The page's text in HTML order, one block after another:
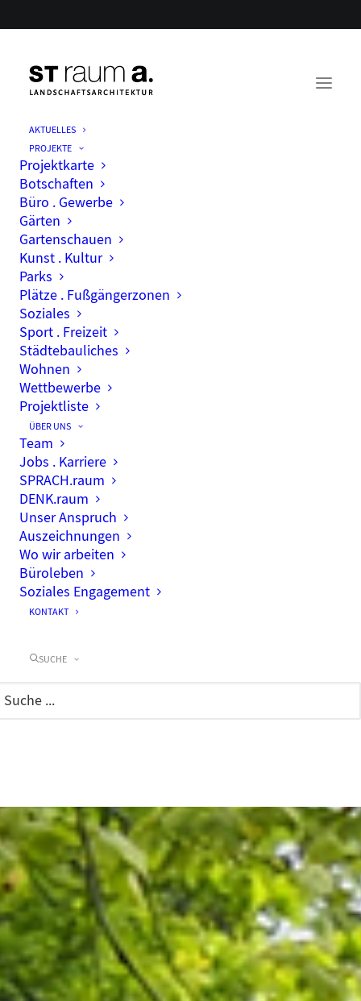
AKTUELLES
PROJEKTE
Projektkarte
Botschaften
Büro . Gewerbe
Gärten
Gartenschauen
Kunst . Kultur
Parks
Plätze . Fußgängerzonen
Soziales
Sport . Freizeit
Städtebauliches
Wohnen
Wettbewerbe
Projektliste
ÜBER UNS
Team
Jobs . Karriere
SPRACH.raum
DENK.raum
Unser Anspruch
Auszeichnungen
Wo wir arbeiten
Büroleben
Soziales Engagement
KONTAKT
SUCHE